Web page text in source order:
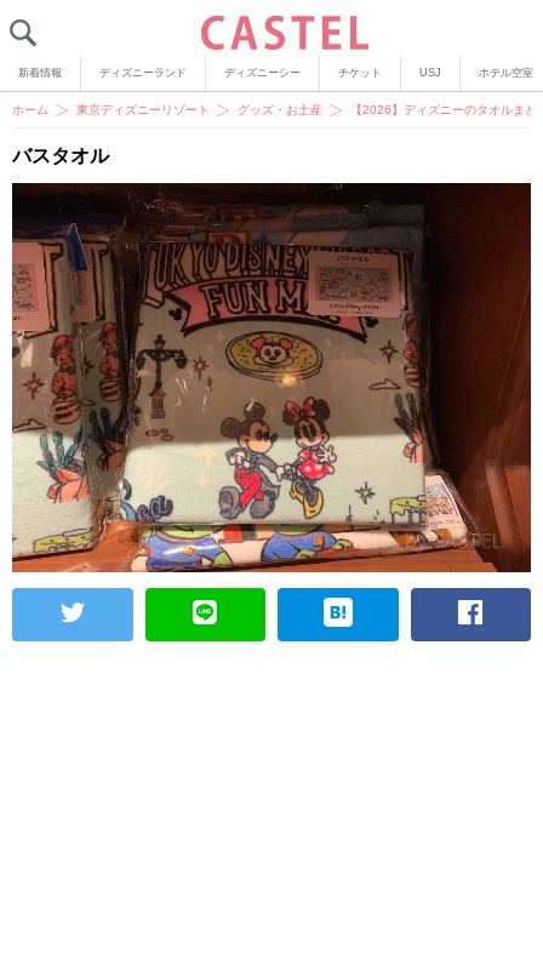
新着情報 ディズニーランド ディズニーシー チケット USJ ホテル空室
ホーム 東京ディズニーリゾート グッズ・お土産 【2026】ディズニーのタオルま
バスタオル